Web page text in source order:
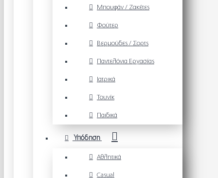
Μπουφάν / Ζακέτες
Φούτερ
Βερμούδες / Σορτς
Παντελόνια Εργασίας
Ιατρικά
Τουνίκ
Παιδικά
Υπόδηση
Αθλητικά
Casual